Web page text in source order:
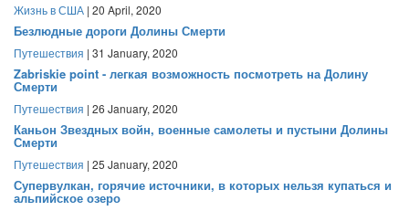
Жизнь в США | 20 April, 2020
Безлюдные дороги Долины Смерти
Путешествия | 31 January, 2020
Zabriskie point - легкая возможность посмотреть на Долину
Смерти
Путешествия | 26 January, 2020
Каньон Звездных войн, военные самолеты и пустыни Долины
Смерти
Путешествия | 25 January, 2020
Супервулкан, горячие источники, в которых нельзя купаться и
альпийское озеро